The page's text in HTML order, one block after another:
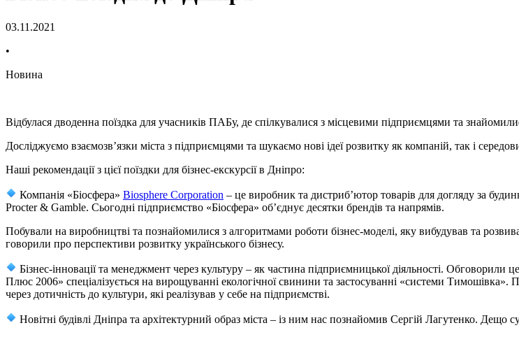
03.11.2021
•
Новина
Відбулася дводенна поїздка для учасників ПАБу, де спілкувалися з місцевими підприємцями та
Досліджуємо взаємозв’язки міста з підприємцями та шукаємо нові ідеї розвитку як компаній, так і
Наші рекомендації з цієї поїздки для бізнес-екскурсії в Дніпро:
Компанія «Біосфера» Biosphere Corporation – це виробник та дистриб’ютор товарів для догляду за
Procter & Gamble. Сьогодні підприємство «Біосфера» об’єднує десятки брендів та напрямів.
Побували на виробництві та познайомилися з алгоритмами роботи бізнес-моделі, яку вибудував та
говорили про перспективи розвитку українського бізнесу.
Бізнес-інновації та менеджмент через культуру – як частина підприємницької діяльності.
Плюс 2006» спеціалізується на вирощуванні екологічної свинини та застосуванні «системи Тимошівка».
через дотичність до культури, які реалізував у себе на підприємстві.
Новітні будівлі Дніпра та архітектурний образ міста – із ним нас познайомив Сергій Лагутенко. Дещо